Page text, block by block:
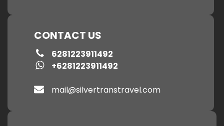
CONTACT US
6281223911492
+6281223911492
mail@silvertranstravel.com